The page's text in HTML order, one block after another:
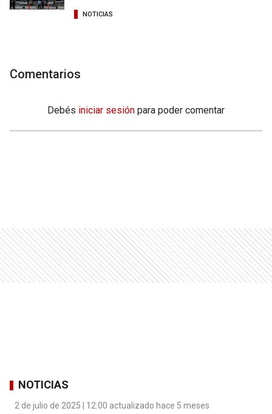
NOTICIAS
Comentarios
Debés iniciar sesión para poder comentar
NOTICIAS
2 de julio de 2025 | 12:00 actualizado hace 5 meses